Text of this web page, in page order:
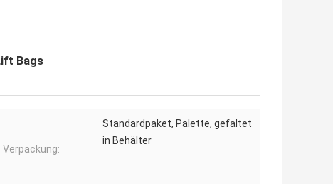
Bags
Verpackung:
Standardpaket, Palette, gefaltet
in Behälter